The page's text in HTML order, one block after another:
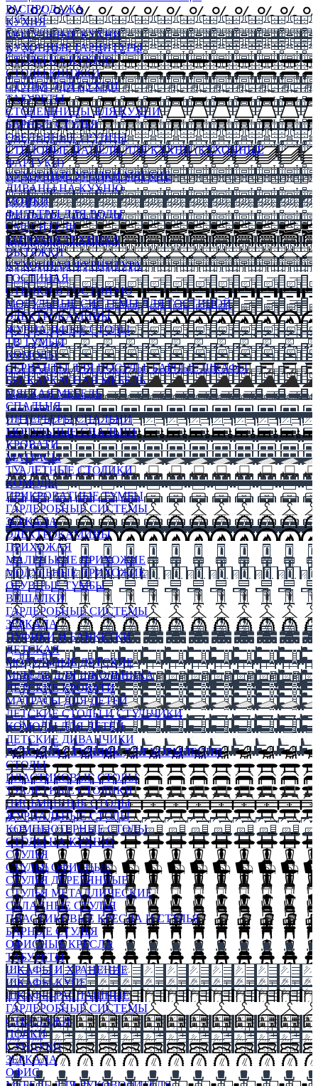
РАСПРОДАЖА
КУХНЯ
МОДУЛЬНЫЕ КУХНИ
КУХОННЫЕ ГАРНИТУРЫ
СТОЛЫ НА КУХНЮ
СТОЛЫ КНИЖКИ
СТУЛЬЯ ДЛЯ КУХНИ
ТАБУРЕТЫ
СТОЛЕШНИЦЫ ДЛЯ КУХНИ
БАРНЫЕ СТУЛЬЯ
ОБЕДЕННЫЕ ГРУППЫ
СТЕНОВЫЕ ПАНЕЛИ ДЛЯ КУХНИ (КУХОННЫЕ
ФАРТУКИ)
КУХОННЫЕ УГОЛКИ МЯГКИЕ
ДИВАНЫ НА КУХНЮ
МОЙКИ
ФИЛЬТРЫ ДЛЯ ВОДЫ
СМЕСИТЕЛИ
БЫТОВАЯ ТЕХНИКА
ВЫТЯЖКИ
КУХОННАЯ ФУРНИТУРА
ГОСТИНАЯ
СТЕНКИ В ГОСТИНУЮ
МОДУЛЬНЫЕ СИСТЕМЫ ДЛЯ ГОСТИНОЙ
ЭЛЕКТРОКАМИНЫ
ЖУРНАЛЬНЫЕ СТОЛЫ
ТВ ТУМБЫ
КОМОДЫ
СЕРВАНТЫ ДЛЯ ПОСУДЫ, БАРНЫЕ ШКАФЫ
БЕСКАРКАСНАЯ МЕБЕЛЬ
МЯГКАЯ МЕБЕЛЬ
СПАЛЬНЯ
ИНТЕРЬЕРЫ СПАЛЬНИ
МОДУЛЬНЫЕ СПАЛЬНИ
КРОВАТИ
МАТРАСЫ
ТУАЛЕТНЫЕ СТОЛИКИ
КОМОДЫ
ПРИКРОВАТНЫЕ ТУМБЫ
ГАРДЕРОБНЫЕ СИСТЕМЫ
ЗЕРКАЛА
ЭЛЕКТРОКАМИНЫ
ПРИХОЖАЯ
МАЛЕНЬКИЕ ПРИХОЖИЕ
МОДУЛЬНЫЕ ПРИХОЖИЕ
ОБУВНЫЕ ТУМБЫ
ВЕШАЛКИ
ГАРДЕРОБНЫЕ СИСТЕМЫ
ЗЕРКАЛА
ПУФИКИ И БАНКЕТКИ
ДЕТСКАЯ
МОДУЛЬНЫЕ ДЕТСКИЕ
МЕБЕЛЬ ДЛЯ ШКОЛЬНИКА
ДЕТСКИЕ КРОВАТИ
МАТРАСЫ ДЛЯ ДЕТЕЙ
ДЕТСКИЕ СТОЛЫ И СТУЛЬЧИКИ
КОМОДЫ ДЛЯ ДЕТЕЙ
ДЕТСКИЕ ДИВАНЧИКИ
ДЕТСКИЙ СТУЛЬЧИК ДЛЯ КОРМЛЕНИЯ
СТОЛЫ
ПЛАСТИКОВЫЕ СТОЛЫ
ТУАЛЕТНЫЕ СТОЛИКИ
ПИСЬМЕННЫЕ СТОЛЫ
ЖУРНАЛЬНЫЕ СТОЛЫ
КОМПЬЮТЕРНЫЕ СТОЛЫ
СТОЛЫ НА КУХНЮ
СТУЛЬЯ
СТУЛЬЯ ОФИСНЫЕ
СТУЛЬЯ ДЕРЕВЯННЫЕ
СТУЛЬЯ МЕТАЛЛИЧЕСКИЕ
СКЛАДНЫЕ СТУЛЬЯ
ПЛАСТИКОВЫЕ КРЕСЛА И СТУЛЬЯ
БАРНЫЕ СТУЛЬЯ
ОФИСНЫЕ КРЕСЛА
ТАБУРЕТЫ
ШКАФЫ И ХРАНЕНИЕ
ШКАФЫ-КУПЕ
ШКАФЫ-РАСПАШНЫЕ
ГАРДЕРОБНЫЕ СИСТЕМЫ
СТЕЛЛАЖИ
ПОЛКИ
СУНДУКИ
ЗЕРКАЛА
ОФИС